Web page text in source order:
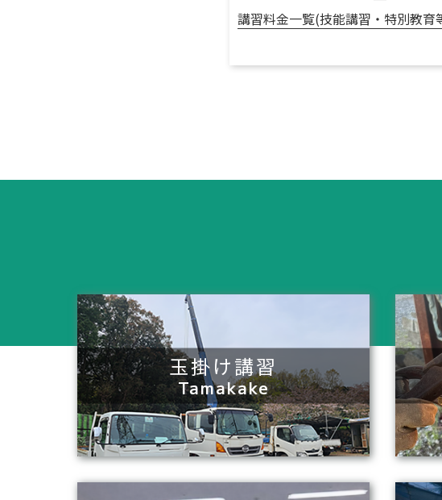
講習料金一覧(技能講習・特別教育
玉掛け講習
Tamakake